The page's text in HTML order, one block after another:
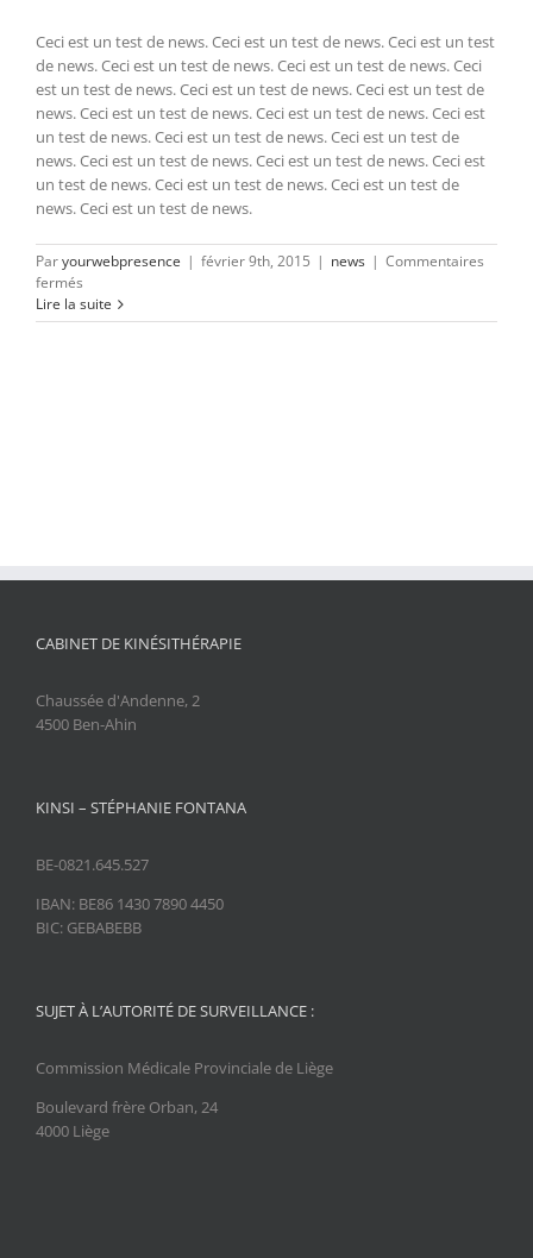
Ceci est un test de news. Ceci est un test de news. Ceci est un test
de news. Ceci est un test de news. Ceci est un test de news. Ceci
est un test de news. Ceci est un test de news. Ceci est un test de
news. Ceci est un test de news. Ceci est un test de news. Ceci est
un test de news. Ceci est un test de news. Ceci est un test de
news. Ceci est un test de news. Ceci est un test de news. Ceci est
un test de news. Ceci est un test de news. Ceci est un test de
news. Ceci est un test de news.
Paryourwebpresence | février 9th, 2015 | news | Commentaires
fermés
Test
de
Lire la suite
CABINET DE KINÉSITHÉRAPIE
Chaussée d'Andenne, 2
4500 Ben-Ahin
KINSI – STÉPHANIE FONTANA
BE-0821.645.527
IBAN: BE86 1430 7890 4450
BIC: GEBABEBB
SUJET À L’AUTORITÉ DE SURVEILLANCE :
Commission Médicale Provinciale de Liège
Boulevard frère Orban, 24
4000 Liège